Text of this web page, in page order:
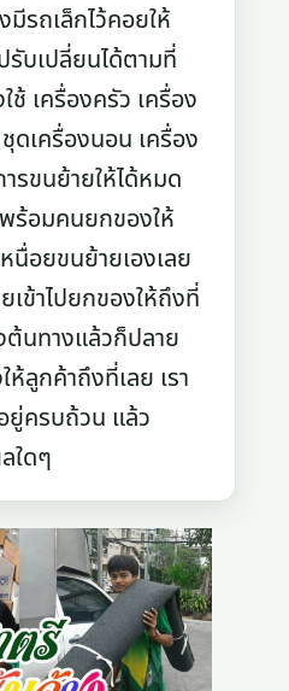
รถเล็กไว้คอยให้
บเปลี่ยนได้ตามที่
ช้ เครื่องครัว เครื่อง
ดเครื่องนอน เครื่อง
รขนย้ายให้ได้หมด
ร้อมคนยกของให้
นื่อยขนย้ายเองเลย
เข้าไปยกของให้ถึงที่
นทางแล้วก็ปลาย
ลูกค้าถึงที่เลย เรา
ยู่ครบถ้วน แล้ว
ใดๆ